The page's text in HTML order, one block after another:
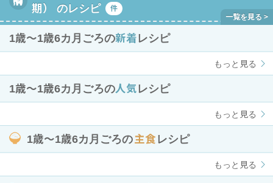
期） のレシピ
件
1歳〜1歳6カ月ごろの新着レシピ
もっと見る
1歳〜1歳6カ月ごろの人気レシピ
もっと見る
1歳〜1歳6カ月ごろの主食 レシピ
もっと見る